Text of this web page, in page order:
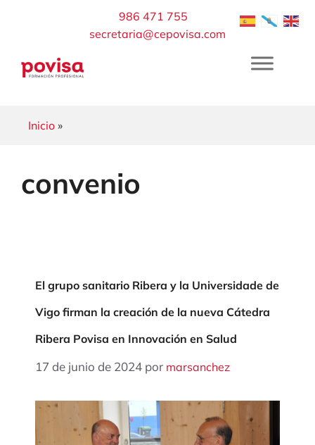
986 471 755
secretaria@cepovisa.com
Inicio »
convenio
El grupo sanitario Ribera y la Universidade de
Vigo firman la creación de la nueva Cátedra
Ribera Povisa en Innovación en Salud
17 de junio de 2024 por marsanchez